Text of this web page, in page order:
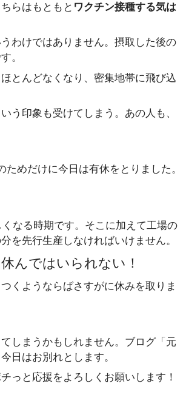
らはもともと ワクチン接種する気は
わけではありません。摂取した後の
。
とんどなくなり、密集地帯に飛び込
う印象も受けてしまう。あの人も、
めだけに今日は有休をとりました。
なる時期です。そこに加えて工場の
を先行生産しなければいけません。
んではいられない！
くようならばさすがに休みを取りま
しまうかもしれません。ブログ「元
日はお別れとします。
っと応援をよろしくお願いします！